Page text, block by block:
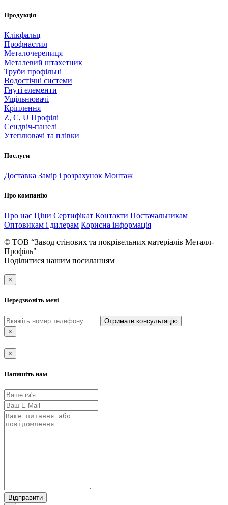
Продукція
Клікфальц
Профнастил
Металочерепиця
Металевий штахетник
Труби профільні
Водостічні системи
Гнуті елементи
Ущільнювачі
Кріплення
Z, C, U Профілі
Сендвіч-панелі
Утеплювачі та плівки
Послуги
Доставка Замір і розрахунок Монтаж
Про компанію
Про нас Ціни Сертифікат Контакти Постачальникам
Оптовикам і дилерам Корисна інформація
© ТОВ “Завод стінових та покрівельних матеріалів Металл-
Профіль"
Поділитися нашим посиланням
×
Передзвоніть мені
Отримати консультацію
×
×
Напишіть нам
Відправити